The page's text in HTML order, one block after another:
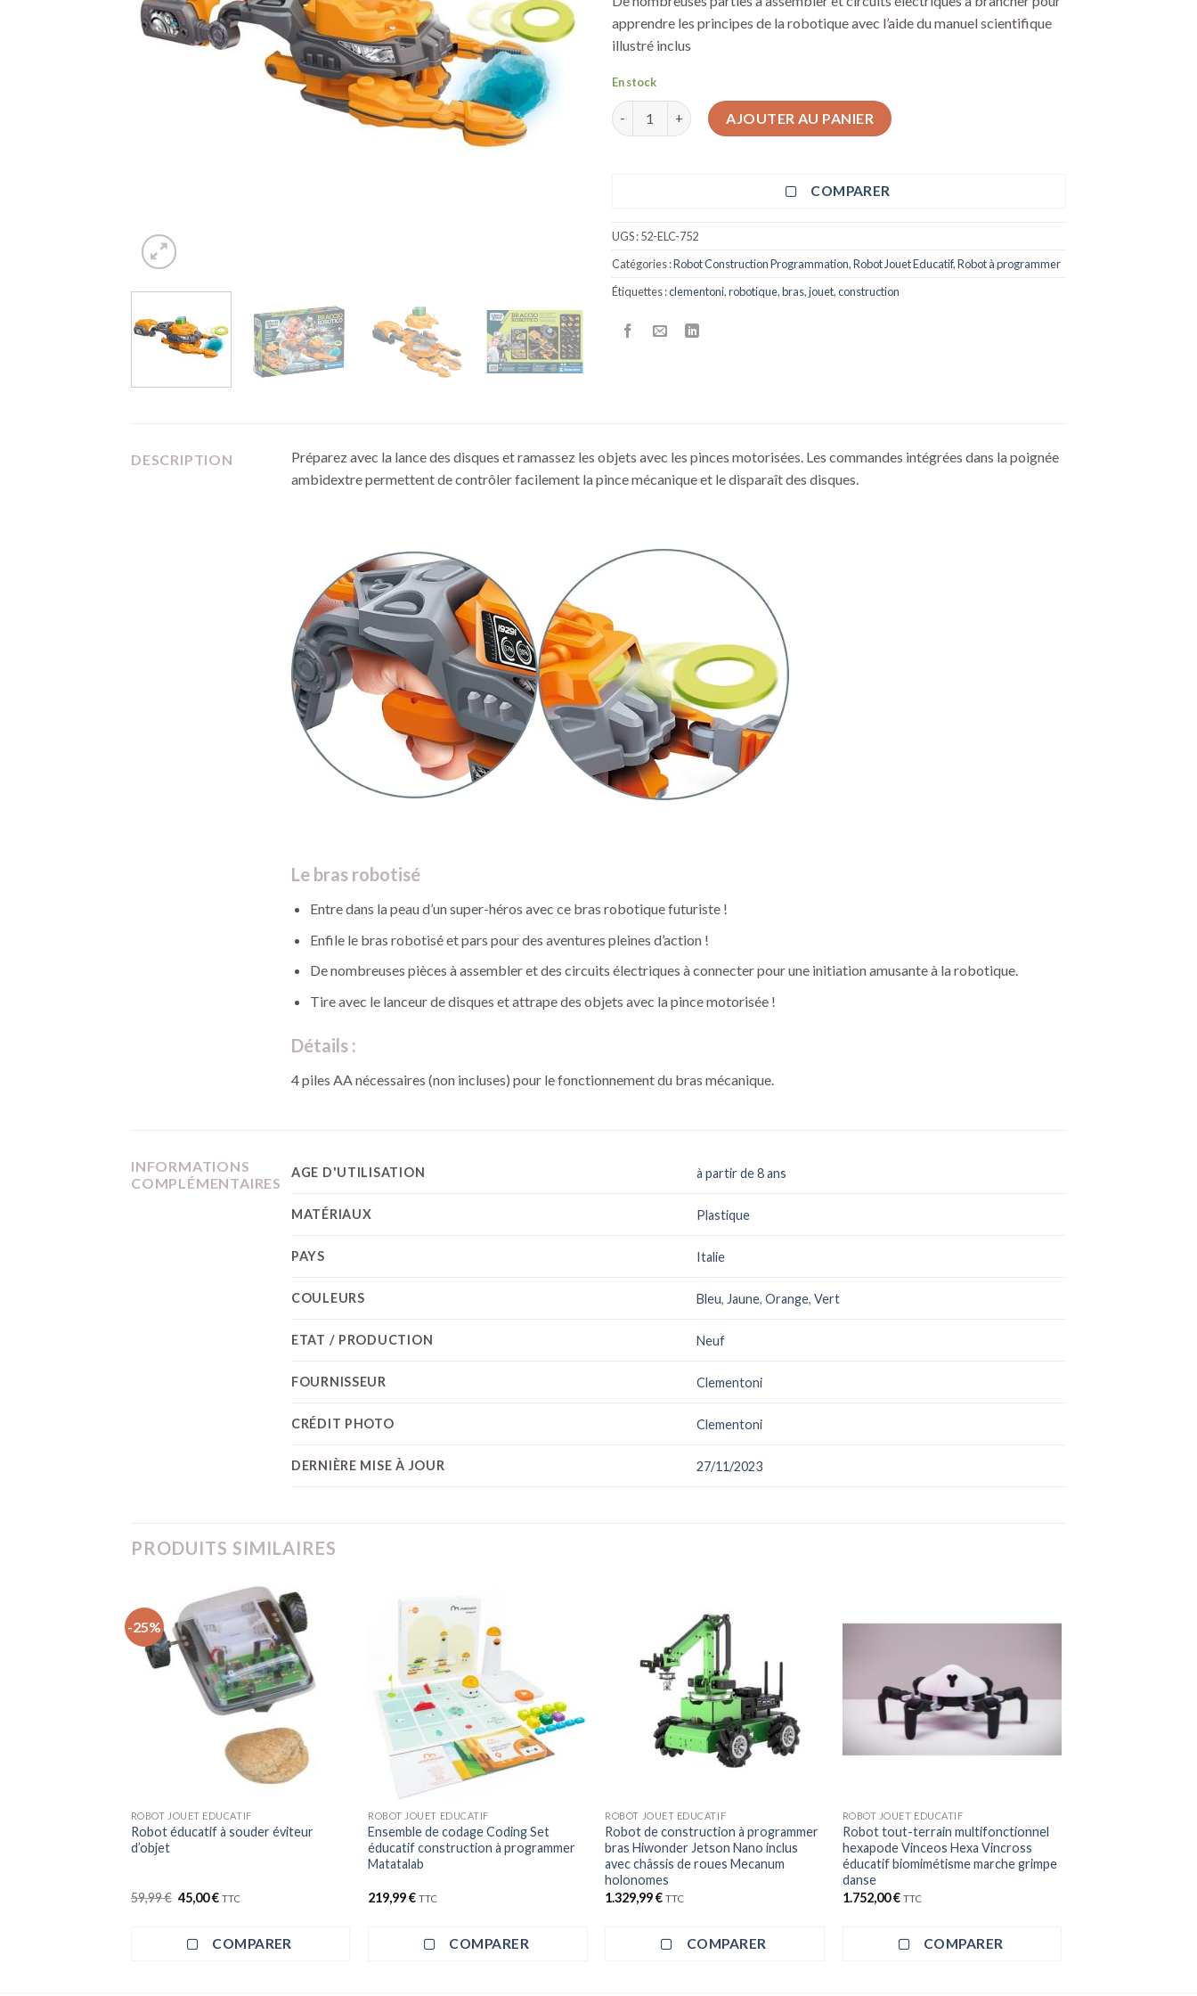
apprendre les principes de la robotique avec l’aide du manuel scientifique
illustré inclus
En stock
quantité de Robot éducatif construction et programmation Bras Robotique Clementoni
AJOUTER AU PANIER
COMPARER
UGS :52-ELC-752
Catégories :Robot Construction Programmation,Robot Jouet Educatif,Robot à programmer
Étiquettes :clementoni,robotique,bras,jouet,construction
DESCRIPTION
Préparez avec la lance des disques et ramassez les objets avec les pinces motorisées. Les commandes intégrées dans la poignée
ambidextre permettent de contrôler facilement la pince mécanique et le disparaît des disques.
Le bras robotisé
Entre dans la peau d’un super-héros avec ce bras robotique futuriste !
Enfile le bras robotisé et pars pour des aventures pleines d’action !
De nombreuses pièces à assembler et des circuits électriques à connecter pour une initiation amusante à la robotique.
Tire avec le lanceur de disques et attrape des objets avec la pince motorisée !
Détails :
4 piles AA nécessaires (non incluses) pour le fonctionnement du bras mécanique.
INFORMATIONS
COMPLÉMENTAIRES
AGE D'UTILISATION à partir de 8 ans
MATÉRIAUX Plastique
PAYS Italie
COULEURS Bleu, Jaune,Orange,Vert
ETAT / PRODUCTION Neuf
FOURNISSEUR Clementoni
CRÉDIT PHOTO Clementoni
DERNIÈRE MISE À JOUR 27/11/2023
PRODUITS SIMILAIRES
-25%
ROBOT JOUET EDUCATIF
Robot éducatif à souder éviteur
d’objet
59,99€ Le
prix
59,99 €.
45,00€Le
45,00 €.
TTC
COMPARER
ROBOT JOUET EDUCATIF
Ensemble de codage Coding Set
éducatif construction à programmer
Matatalab
219,99€ TTC
COMPARER
ROBOT JOUET EDUCATIF
Robot de construction à programmer
bras Hiwonder Jetson Nano inclus
avec châssis de roues Mecanum
holonomes
1.329,99€ TTC
COMPARER
ROBOT JOUET EDUCATIF
Robot tout-terrain multifonctionnel
hexapode Vinceos Hexa Vincross
éducatif biomimétisme marche grimpe
danse
1.752,00€ TTC
COMPARER